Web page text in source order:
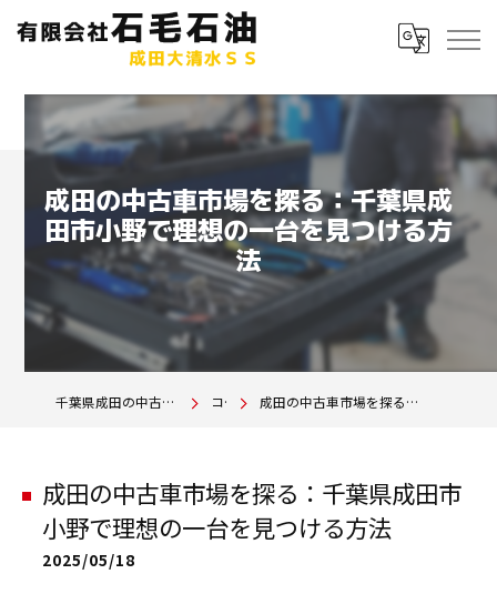
成田の中古車市場を探る：千葉県成
田市小野で理想の一台を見つける方
法
千葉県成田の中古車は有限会社石毛石油 成田大清水SS コラム 成田の中古車市場を探る：千葉県成田市小野で理想の一台を見つける方法
成田の中古車市場を探る：千葉県成田市
小野で理想の一台を見つける方法
2025/05/18